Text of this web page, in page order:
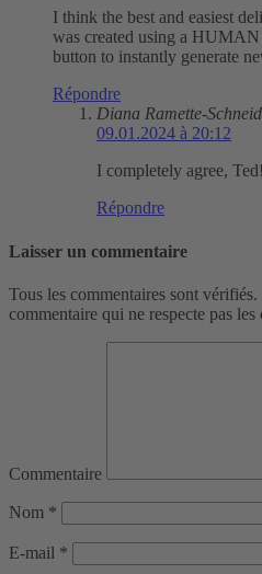
I think the best and easiest
was created using a HUMAN
button to instantly generate
Répondre
Diana Ramette-
09.01.2024 à 20:12
I completely agree, Ted!
Répondre
Laisser un commentaire
Tous les commentaires sont
commentaire qui ne respecte pas
Commentaire
Nom *
E-mail *